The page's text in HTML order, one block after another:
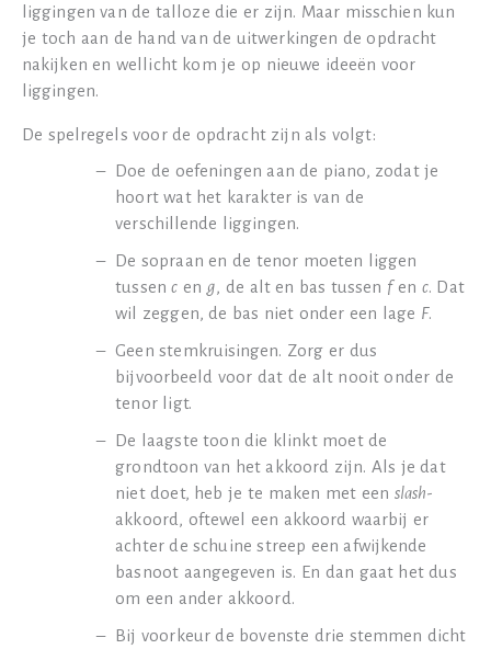
liggingen van de talloze die er zijn. Maar misschien kun
je toch aan de hand van de uitwerkingen de opdracht
nakijken en wellicht kom je op nieuwe ideeën voor
liggingen.
De spelregels voor de opdracht zijn als volgt:
Doe de oefeningen aan de piano, zodat je
hoort wat het karakter is van de
verschillende liggingen.
De sopraan en de tenor moeten liggen
tussenc en g, de alt en bas tussen fen c. Dat
wil zeggen, de bas niet onder een lage F.
Geen stemkruisingen. Zorg er dus
bijvoorbeeld voor dat de alt nooit onder de
tenor ligt.
De laagste toon die klinkt moet de
grondtoon van het akkoord zijn. Als je dat
niet doet, heb je te maken met een slash-
akkoord, oftewel een akkoord waarbij er
achter de schuine streep een afwijkende
basnoot aangegeven is. En dan gaat het dus
om een ander akkoord.
Bij voorkeur de bovenste drie stemmen dicht